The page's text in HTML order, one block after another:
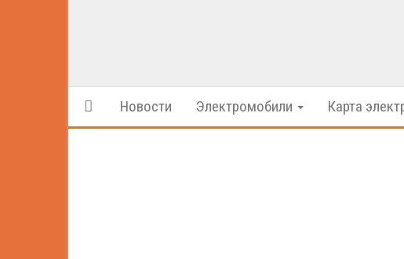
Новости Электромобили Карта